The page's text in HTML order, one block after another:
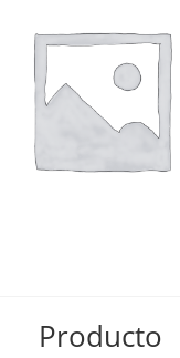
Producto